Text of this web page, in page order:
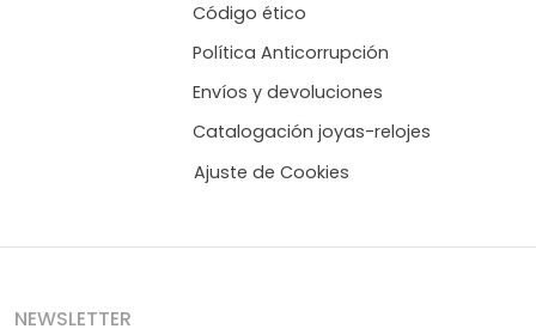
Código ético
Política Anticorrupción
Envíos y devoluciones
Catalogación joyas-relojes
Ajuste de Cookies
NEWSLETTER